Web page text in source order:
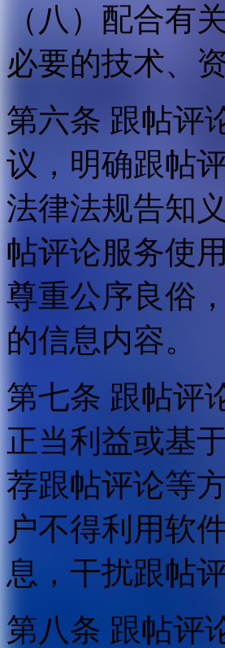
（八）配合有
必要的技术、
第六条 跟帖评
议，明确跟帖
法律法规告知
帖评论服务使
尊重公序良俗
的信息内容。
第七条 跟帖评
正当利益或基
荐跟帖评论等
户不得利用软
息，干扰跟帖
第八条 跟帖评